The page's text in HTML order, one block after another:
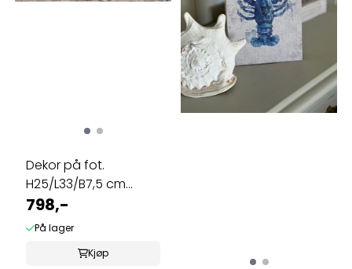
Dekor på fot.
H25/L33/B7,5 cm
natur
798,-
På lager
Kjøp